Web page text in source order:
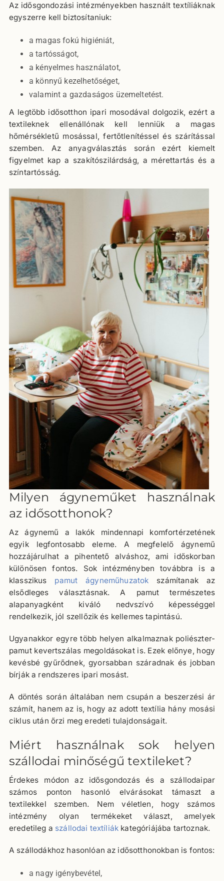
Az idősgondozási intézményekben használt textíliáknak
egyszerre kell biztosítaniuk:
a magas fokú higiéniát,
a tartósságot,
a kényelmes használatot,
a könnyű kezelhetőséget,
valamint a gazdaságos üzemeltetést.
A legtöbb idősotthon ipari mosodával dolgozik, ezért a
textileknek ellenállónak kell lenniük a magas
hőmérsékletű mosással, fertőtlenítéssel és szárítással
szemben. Az anyagválasztás során ezért kiemelt
figyelmet kap a szakítószilárdság, a mérettartás és a
színtartósság.
Milyen ágyneműket használnak
az idősotthonok?
Az ágynemű a lakók mindennapi komfortérzetének
egyik legfontosabb eleme. A megfelelő ágynemű
hozzájárulhat a pihentető alváshoz, ami időskorban
különösen fontos. Sok intézményben továbbra is a
klasszikus pamut ágyneműhuzatok számítanak az
elsődleges választásnak. A pamut természetes
alapanyagként kiváló nedvszívó képességgel
rendelkezik, jól szellőzik és kellemes tapintású.
Ugyanakkor egyre több helyen alkalmaznak poliészter-
pamut kevertszálas megoldásokat is. Ezek előnye, hogy
kevésbé gyűrődnek, gyorsabban száradnak és jobban
bírják a rendszeres ipari mosást.
A döntés során általában nem csupán a beszerzési ár
számít, hanem az is, hogy az adott textília hány mosási
ciklus után őrzi meg eredeti tulajdonságait.
Miért használnak sok helyen
szállodai minőségű textileket?
Érdekes módon az idősgondozás és a szállodaipar
számos ponton hasonló elvárásokat támaszt a
textilekkel szemben. Nem véletlen, hogy számos
intézmény olyan termékeket választ, amelyek
eredetileg a szállodai textíliák kategóriájába tartoznak.
A szállodákhoz hasonlóan az idősotthonokban is fontos:
a nagy igénybevétel,